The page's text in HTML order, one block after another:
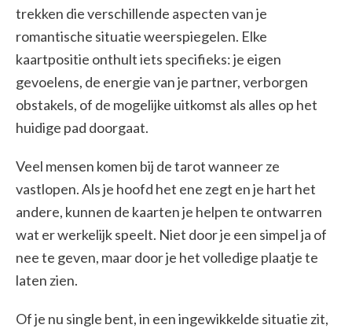
trekken die verschillende aspecten van je
romantische situatie weerspiegelen. Elke
kaartpositie onthult iets specifieks: je eigen
gevoelens, de energie van je partner, verborgen
obstakels, of de mogelijke uitkomst als alles op het
huidige pad doorgaat.
Veel mensen komen bij de tarot wanneer ze
vastlopen. Als je hoofd het ene zegt en je hart het
andere, kunnen de kaarten je helpen te ontwarren
wat er werkelijk speelt. Niet door je een simpel ja of
nee te geven, maar door je het volledige plaatje te
laten zien.
Of je nu single bent, in een ingewikkelde situatie zit,